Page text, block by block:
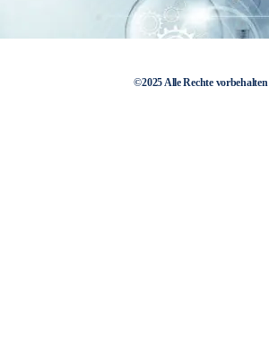
©2025 Alle Rechte vorbehalten